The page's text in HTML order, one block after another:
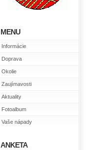
MENU
Informácie
Doprava
Okolie
Zaujímavosti
Aktuality
Fotoalbum
Vaše nápady
ANKETA